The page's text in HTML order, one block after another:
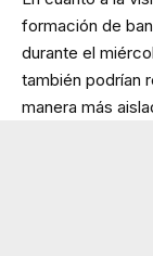
formación de
durante el
también podrían
manera más